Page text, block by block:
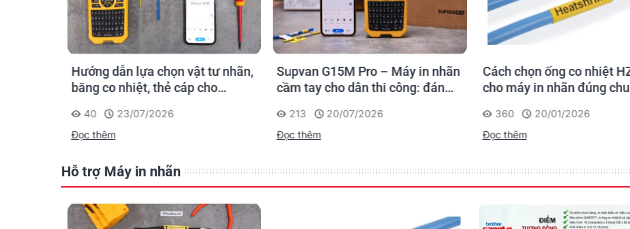
Supvan G15M Pro – Máy in nhãn
cầm tay cho dân thi công: đánh
công trình
213
20/07/2026
Đọc thêm
Cách chọn ống co nhiệt HZSE
cho máy in nhãn đúng chuẩn
360
20/01/2026
Đọc thêm
So sánh Brother PT-
PT-E310BTVP
322
15/01/2026
Đọc thêm
Hỗ trợ Máy in nhãn